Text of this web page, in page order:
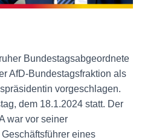
Bundestagsabgeordnete
AfD-Bundestagsfraktion als
vorgeschlagen.
dem 18.1.2024 statt. Der
war vor seiner
eines